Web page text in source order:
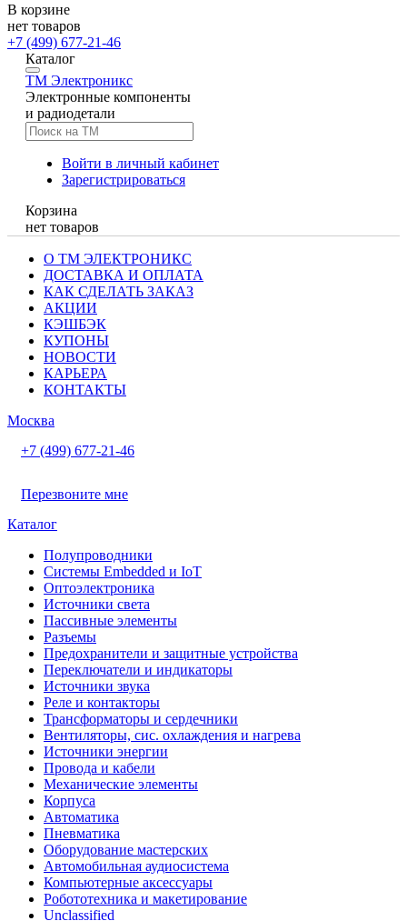
В корзине
нет товаров
+7 (499) 677-21-46
Каталог
TM Электроникс
Электронные компоненты
и радиодетали
Войти в личный кабинет
Зарегистрироваться
Корзина
нет товаров
О ТМ ЭЛЕКТРОНИКС
ДОСТАВКА И ОПЛАТА
КАК СДЕЛАТЬ ЗАКАЗ
АКЦИИ
КЭШБЭК
КУПОНЫ
НОВОСТИ
КАРЬЕРА
КОНТАКТЫ
Москва
+7 (499) 677-21-46
Перезвоните мне
Каталог
Полупроводники
Системы Embedded и IoT
Oптоэлектроника
Источники света
Пассивные элементы
Разъeмы
Предохранители и защитные устройства
Переключатели и индикаторы
Источники звука
Реле и контакторы
Трансформаторы и сердечники
Вентиляторы, сис. охлаждения и нагрева
Источники энергии
Провода и кабели
Механические элементы
Корпуса
Автоматика
Пневматика
Оборудование мастерских
Автомобильная аудиосистема
Компьютерные аксессуары
Робототехника и макетирование
Unclassified